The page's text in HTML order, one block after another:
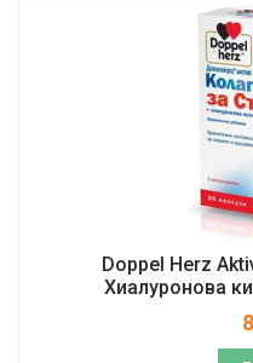
Doppel Herz
Хиалуронова